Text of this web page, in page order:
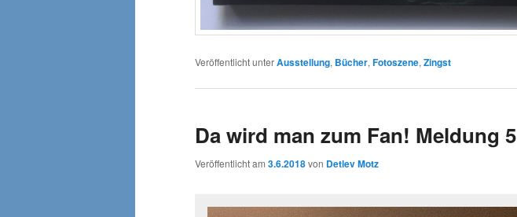
Veröffentlicht unterAusstellung, Bücher, Fotoszene, Zingst
Da wird man zum Fan! Meldung 5
Veröffentlicht am 3.6.2018von Detlev Motz